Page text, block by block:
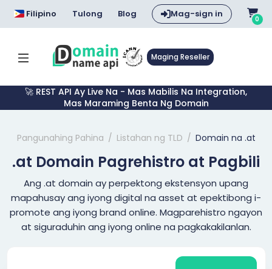
Filipino Tulong Blog Mag-sign in 0
Maging Reseller
🚀 REST API Ay Live Na - Mas Mabilis Na Integration,
Mas Maraming Benta Ng Domain
Pangunahing Pahina Listahan ng TLD Domain na .at
.at Domain Pagrehistro at Pagbili
Ang .at domain ay perpektong ekstensyon upang
mapahusay ang iyong digital na asset at epektibong i-
promote ang iyong brand online. Magparehistro ngayon
at siguraduhin ang iyong online na pagkakakilanlan.